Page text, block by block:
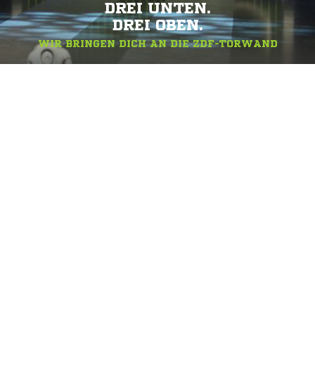
DREI UNTEN.
DREI OBEN.
WIR BRINGEN DICH AN DIE ZDF-TORWAND